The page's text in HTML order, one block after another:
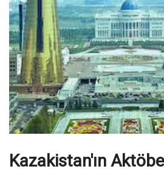
Kazakistan'ın